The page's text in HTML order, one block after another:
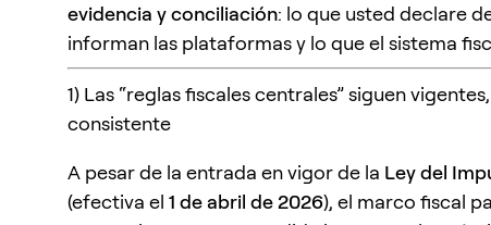
evidencia y conciliación: lo que usted declare
informan las plataformas y lo que el sistema
1) Las “reglas fiscales centrales” siguen
consistente
A pesar de la entrada en vigor de la Ley del
(efectiva el 1 de abril de 2026), el marco fiscal